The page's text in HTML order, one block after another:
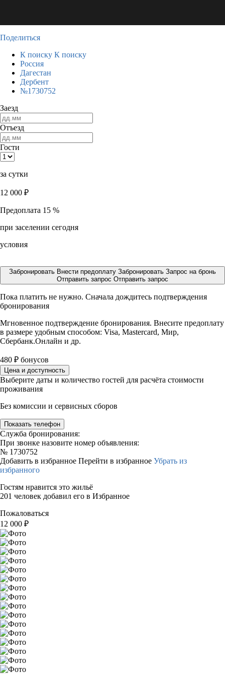
Поделиться
К поиску К поиску
Россия
Дагестан
Дербент
№1730752
Заезд
Отъезд
Гости
за сутки
12 000 ₽
Предоплата 15 %
при заселении сегодня
условия
Забронировать Внести предоплату Забронировать Запрос на бронь
Отправить запрос Отправить запрос
Пока платить не нужно. Сначала дождитесь подтверждения
бронирования
Мгновенное подтверждение бронирования. Внесите предоплату
в размере удобным способом: Visa, Mastercard, Мир,
Сбербанк.Онлайн и др.
480 ₽ бонусов
Цена и доступность
Выберите даты и количество гостей для расчёта стоимости
проживания
Без комиссии и сервисных сборов
Показать телефон
Служба бронирования:
При звонке назовите номер объявления:
№ 1730752
Добавить в избранное Перейти в избранное Убрать из
избранного
Гостям нравится это жильё
201 человек добавил его в Избранное
Пожаловаться
12 000 ₽